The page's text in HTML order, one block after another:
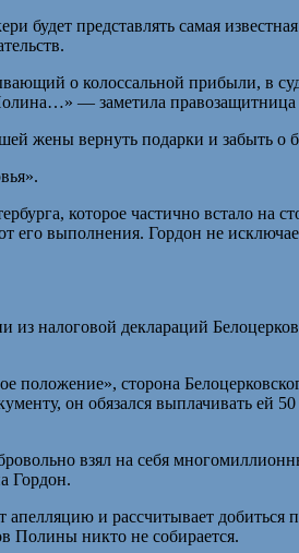
будет представлять самая
о колоссальной прибыли, в
— заметила правозащитница
которое частично встало на
выполнения. Гордон не
из налоговой деклараций
положение», сторона
он обязался выплачивать ей
взял на себя
Гордон.
и рассчитывает
Полины никто не собирается.